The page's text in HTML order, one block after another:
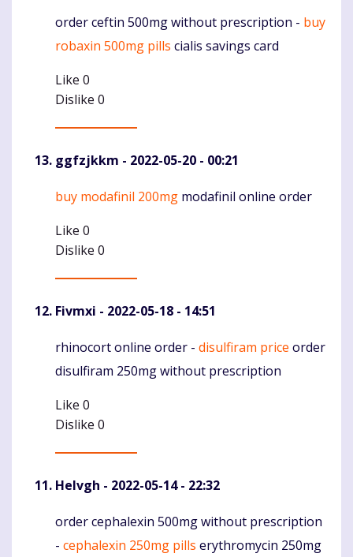
Komentaras
order ceftin 500mg without prescription - buy
robaxin 500mg pills cialis savings card
Like 0
Dislike 0
ggfzjkkm - 2022-05-20 - 00:21
Komentaras
buy modafinil 200mg modafinil online order
Like 0
Dislike 0
Fivmxi - 2022-05-18 - 14:51
Komentaras
rhinocort online order - disulfiram price order
disulfiram 250mg without prescription
Like 0
Dislike 0
Helvgh - 2022-05-14 - 22:32
Komentaras
order cephalexin 500mg without prescription
- cephalexin 250mg pills erythromycin 250mg